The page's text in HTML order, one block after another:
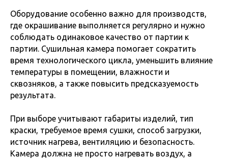
Оборудование особенно важно для производств,
где окрашивание выполняется регулярно и нужно
соблюдать одинаковое качество от партии к
партии. Сушильная камера помогает сократить
время технологического цикла, уменьшить влияние
температуры в помещении, влажности и
сквозняков, а также повысить предсказуемость
результата.
При выборе учитывают габариты изделий, тип
краски, требуемое время сушки, способ загрузки,
источник нагрева, вентиляцию и безопасность.
Камера должна не просто нагревать воздух, а